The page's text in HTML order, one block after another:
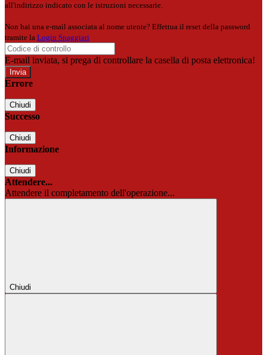
all'indirizzo indicato con le istruzioni necessarie.
Non hai una e-mail associata al nome utente? Effettua il reset della password
tramite la Login Spaggiari
E-mail inviata, si prega di controllare la casella di posta elettronica!
Errore
Chiudi
Successo
Chiudi
Informazione
Chiudi
Attendere...
Attendere il completamento dell'operazione...
Chiudi